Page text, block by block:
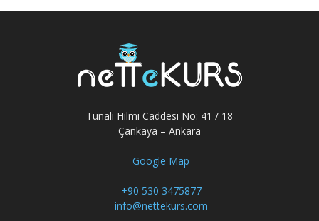
Tunalı Hilmi Caddesi No: 41 / 18
Çankaya – Ankara
Google Map
+90 530 3475877
info@nettekurs.com